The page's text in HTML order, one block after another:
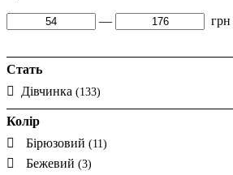
— грн
Стать
Дівчинка (133)
Колір
Бірюзовий (11)
Бежевий (3)